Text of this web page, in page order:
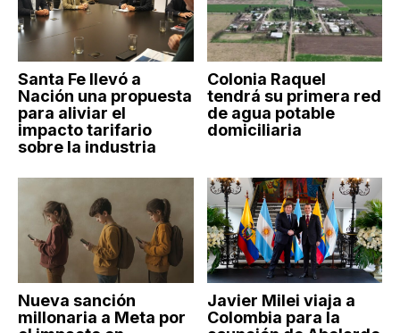
Santa Fe llevó a
Nación una propuesta
para aliviar el
impacto tarifario
sobre la industria
Colonia Raquel
tendrá su primera red
de agua potable
domiciliaria
Nueva sanción
millonaria a Meta por
Javier Milei viaja a
Colombia para la